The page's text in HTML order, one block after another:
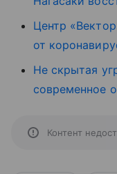
Центр
от
Не скрытая
современное
Контент